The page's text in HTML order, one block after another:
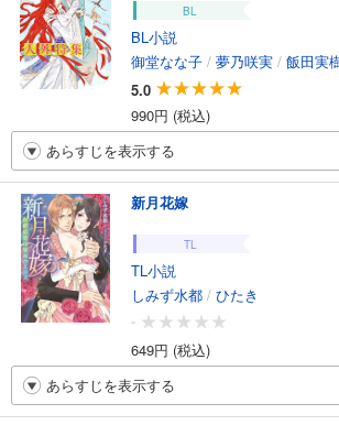
BL
BL小説
御堂なな子 / 夢乃咲実 / 飯田実
5.0
990円 (税込)
あらすじを表示する
新月花嫁
TL
TL小説
しみず水都 / ひたき
-
649円 (税込)
あらすじを表示する